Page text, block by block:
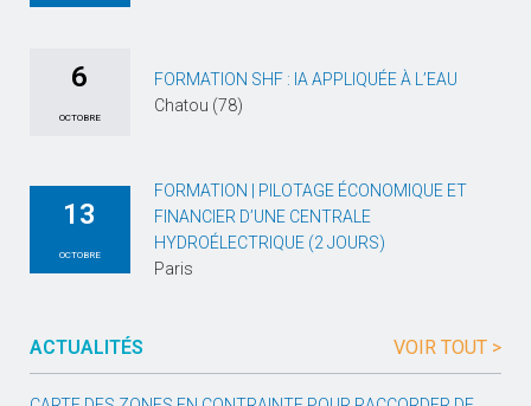
6
OCTOBRE
FORMATION SHF : IA APPLIQUÉE À L’EAU
Chatou (78)
13
OCTOBRE
FORMATION | PILOTAGE ÉCONOMIQUE ET
FINANCIER D’UNE CENTRALE
HYDROÉLECTRIQUE (2 JOURS)
Paris
ACTUALITÉS VOIR TOUT >